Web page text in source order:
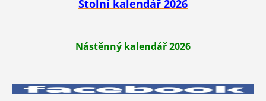
Stolní kalendář 2026
Nástěnný kalendář 2026